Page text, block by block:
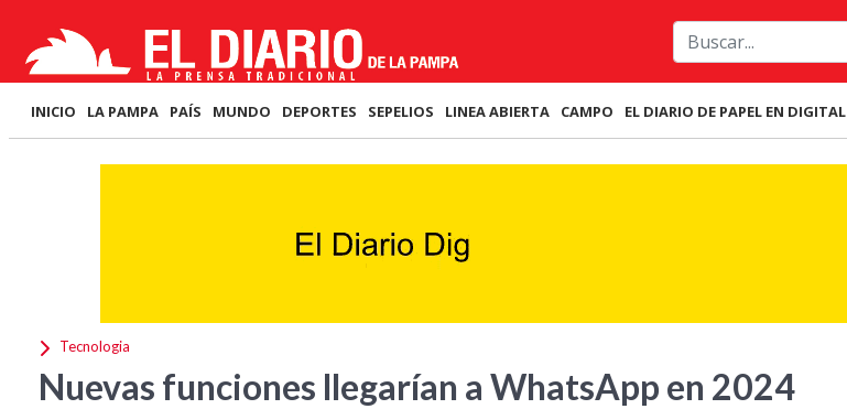
INICIO LA PAMPA PAÍS MUNDO DEPORTES SEPELIOS LINEA ABIERTA CAMPO EL DIARIO DE PAPEL EN DIGITAL
Tecnologia
Nuevas funciones llegarían a WhatsApp en 2024